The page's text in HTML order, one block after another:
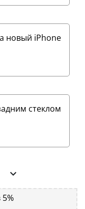
новый iPhone
стеклом
5%